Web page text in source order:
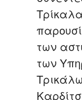
των
των